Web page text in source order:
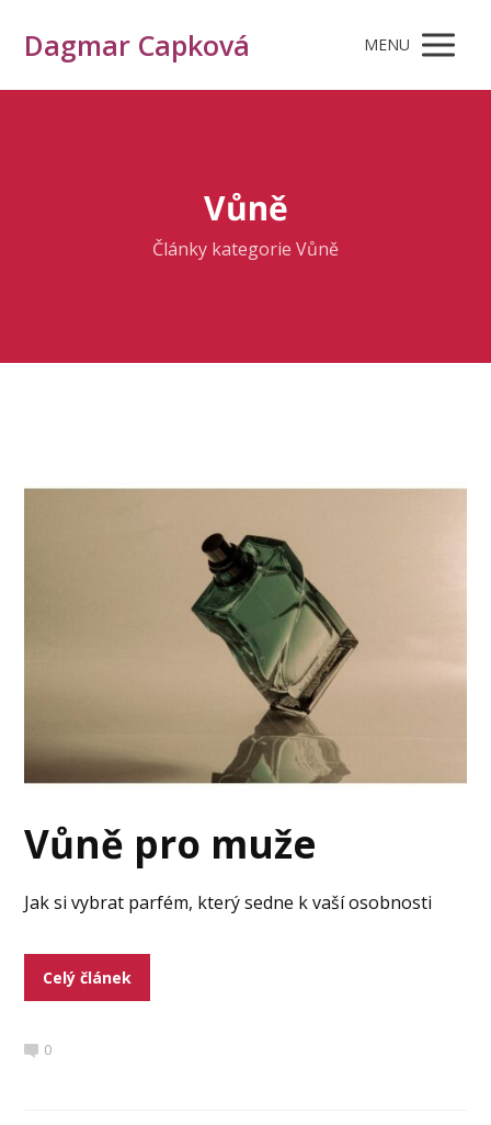
Dagmar Capková MENU
Vůně
Články kategorie Vůně
Vůně pro muže
Jak si vybrat parfém, který sedne k vaší osobnosti
Celý článek
0